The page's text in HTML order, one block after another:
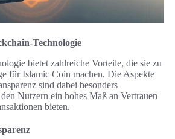
Technologie
bietet zahlreiche Vorteile, die sie zu
für Islamic Coin machen. Die Aspekte
sind dabei besonders
Nutzern ein hohes Maß an Vertrauen
bieten.